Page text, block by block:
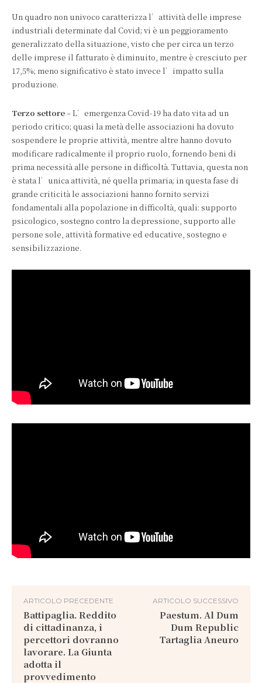
Un quadro non univoco caratterizza l’attività delle imprese
industriali determinate dal Covid; vi è un peggioramento
generalizzato della situazione, visto che per circa un terzo
delle imprese il fatturato è diminuito, mentre è cresciuto per
17,5%; meno significativo è stato invece l’impatto sulla
produzione.
Terzo settore– L’emergenza Covid-19 ha dato vita ad un
periodo critico; quasi la metà delle associazioni ha dovuto
sospendere le proprie attività, mentre altre hanno dovuto
modificare radicalmente il proprio ruolo, fornendo beni di
prima necessità alle persone in difficoltà. Tuttavia, questa non
è stata l’unica attività, né quella primaria; in questa fase di
grande criticità le associazioni hanno fornito servizi
fondamentali alla popolazione in difficoltà, quali: supporto
psicologico, sostegno contro la depressione, supporto alle
persone sole, attività formative ed educative, sostegno e
sensibilizzazione.
ARTICOLO PRECEDENTE
Battipaglia. Reddito
di cittadinanza, i
percettori dovranno
lavorare. La Giunta
adotta il
provvedimento
ARTICOLO SUCCESSIVO
Paestum. Al Dum
Dum Republic
Tartaglia Aneuro